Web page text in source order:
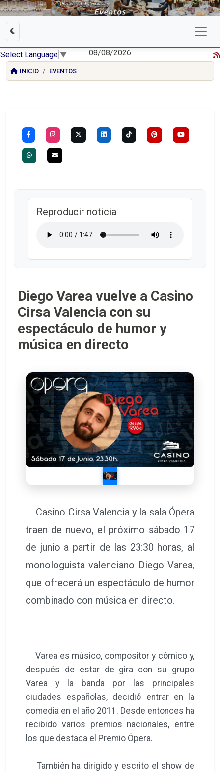
Select Language ▼ 08/08/2026
INICIO EVENTOS
Reproducir noticia
Diego Varea vuelve a Casino
Cirsa Valencia con su
espectáculo de humor y
música en directo
Casino Cirsa Valencia y la sala Ópera
traen de nuevo, el próximo sábado 17
de junio a partir de las 23:30 horas, al
monologuista valenciano Diego Varea,
que ofrecerá un espectáculo de humor
combinado con música en directo.
Varea es músico, compositor y cómico y,
después de estar de gira con su grupo
Varea y la banda por las principales
ciudades españolas, decidió entrar en la
comedia en el año 2011. Desde entonces ha
recibido varios premios nacionales, entre
los que destaca el Premio Ópera.
También ha dirigido y escrito el show de